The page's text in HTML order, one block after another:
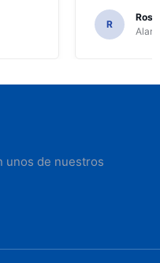
R
unos de nuestros